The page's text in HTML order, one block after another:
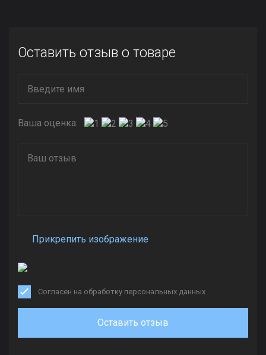
Оставить отзыв о товаре
Ваша оценка:
Прикрепить изображение
Согласен на обработку персональных данных
Оставить отзыв